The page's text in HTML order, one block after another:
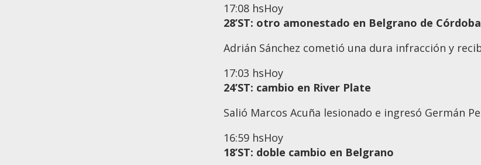
17:08 hsHoy
28’ST: otro amonestado en Belgrano de Córdoba
Adrián Sánchez cometió una dura infracción y
17:03 hsHoy
24’ST: cambio en River Plate
Salió Marcos Acuña lesionado e ingresó Germán
16:59 hsHoy
18’ST: doble cambio en Belgrano